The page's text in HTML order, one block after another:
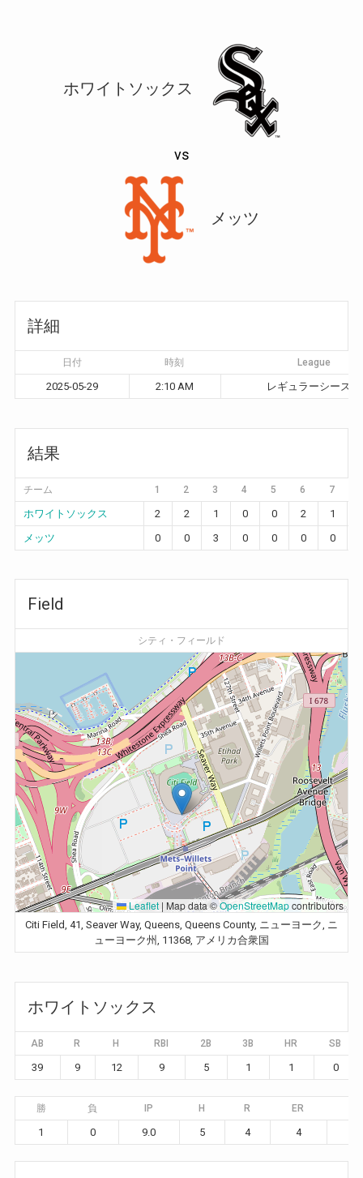
ホワイトソックス
vs
メッツ
詳細
日付 時刻 League
2025-05-29 2:10 AM レギュラーシーズン
結果
チーム 1 2 3 4 5 6 7
ホワイトソックス 2 2 1 0 0 2 1
メッツ
0 0 3 0 0 0 0
Field
シティ・フィールド
Leaflet | Map data ©OpenStreetMapcontributors
Citi Field, 41, Seaver Way, Queens, Queens County, ニューヨーク, ニ
ューヨーク州, 11368, アメリカ合衆国
ホワイトソックス
AB R H RBI 2B 3B HR SB
39 9 12 9 5 1 1 0
勝 負 IP H R ER
1 0 9.0 5 4 4